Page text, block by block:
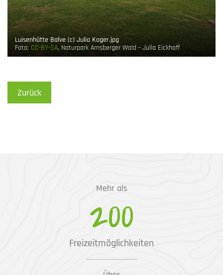
Luisenhütte Balve (c) Julia Koger.jpg
Foto: CC-BY-SA, Naturpark Arnsberger Wald - Julia Eickhoff
Zurück
Mehr als
200
Freizeitmöglichkeiten